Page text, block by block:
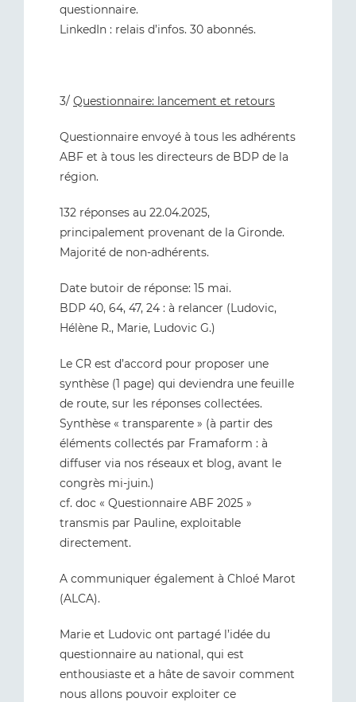
questionnaire.
LinkedIn : relais d’infos. 30 abonnés.
3/ Questionnaire: lancement et retours
Questionnaire envoyé à tous les adhérents
ABF et à tous les directeurs de BDP de la
région.
132 réponses au 22.04.2025,
principalement provenant de la Gironde.
Majorité de non-adhérents.
Date butoir de réponse: 15 mai.
BDP 40, 64, 47, 24 : à relancer (Ludovic,
Hélène R., Marie, Ludovic G.)
Le CR est d’accord pour proposer une
synthèse (1 page) qui deviendra une feuille
de route, sur les réponses collectées.
Synthèse « transparente » (à partir des
éléments collectés par Framaform : à
diffuser via nos réseaux et blog, avant le
congrès mi-juin.)
cf. doc « Questionnaire ABF 2025 »
transmis par Pauline, exploitable
directement.
A communiquer également à Chloé Marot
(ALCA).
Marie et Ludovic ont partagé l’idée du
questionnaire au national, qui est
enthousiaste et a hâte de savoir comment
nous allons pouvoir exploiter ce